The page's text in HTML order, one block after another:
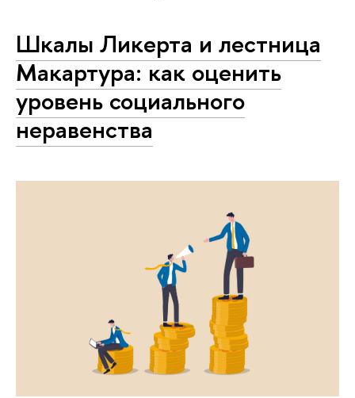
Шкалы Ликерта и лестница
Макартура: как оценить
уровень социального
неравенства